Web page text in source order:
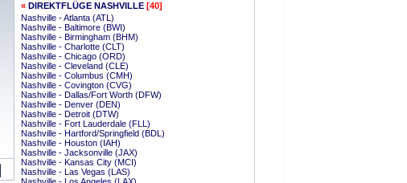
« DIREKTFLÜGE NASHVILLE [40]
Nashville - Atlanta (ATL)
Nashville - Baltimore (BWI)
Nashville - Birmingham (BHM)
Nashville - Charlotte (CLT)
Nashville - Chicago (ORD)
Nashville - Cleveland (CLE)
Nashville - Columbus (CMH)
Nashville - Covington (CVG)
Nashville - Dallas/Fort Worth (DFW)
Nashville - Denver (DEN)
Nashville - Detroit (DTW)
Nashville - Fort Lauderdale (FLL)
Nashville - Hartford/Springfield (BDL)
Nashville - Houston (IAH)
Nashville - Jacksonville (JAX)
Nashville - Kansas City (MCI)
Nashville - Las Vegas (LAS)